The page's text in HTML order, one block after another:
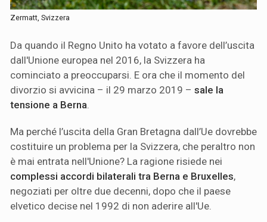
Zermatt, Svizzera
Da quando il Regno Unito ha votato a favore dell’uscita
dall'Unione europea nel 2016, la Svizzera ha
cominciato a preoccuparsi. E ora che il momento del
divorzio si avvicina – il 29 marzo 2019 – sale la
tensione a Berna
Ma perché l’uscita della Gran Bretagna dall’Ue dovrebbe
costituire un problema per la Svizzera, che peraltro non
è mai entrata nell'Unione? La ragione risiede nei
complessi accordi bilaterali tra Berna e Bruxelles,
negoziati per oltre due decenni, dopo che il paese
elvetico decise nel 1992 di non aderire all'Ue.